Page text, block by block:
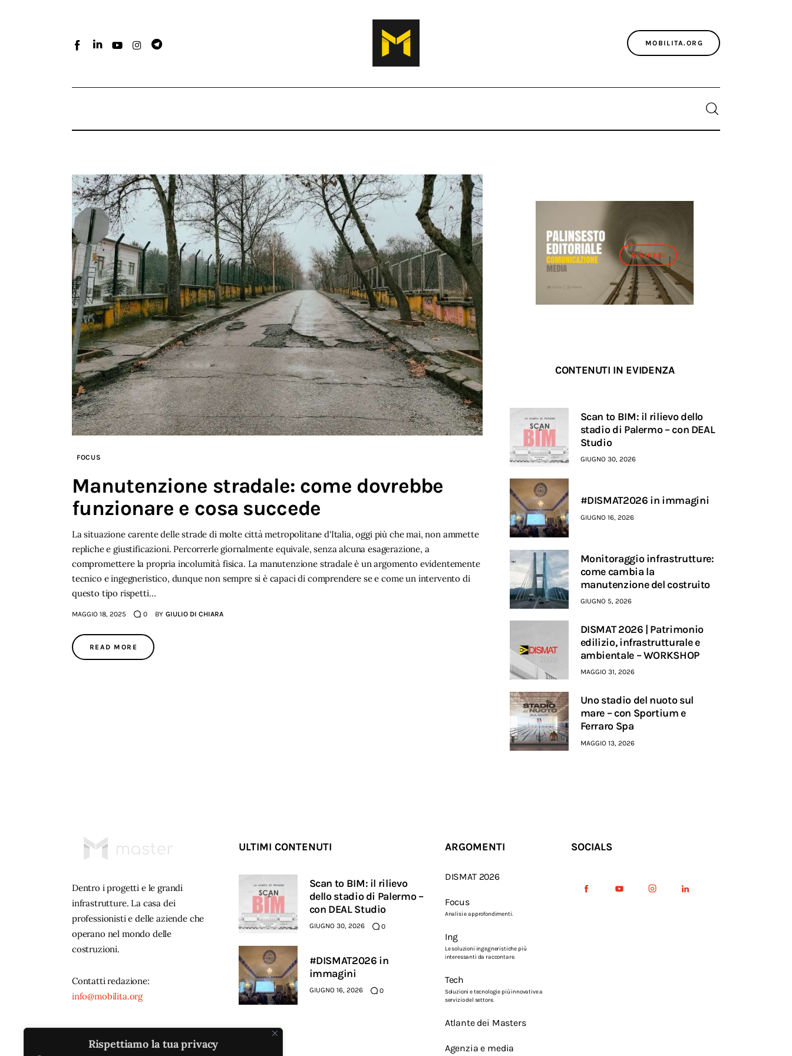
Rispettiamo la tua privacy
MOBILITA.ORG
Atlante dei masters
FOCUS
Manutenzione stradale: come dovrebbe
funzionare e cosa succede
La situazione carente delle strade di molte città metropolitane d'Italia, oggi più che mai, non ammette
repliche e giustificazioni. Percorrerle giornalmente equivale, senza alcuna esagerazione, a
compromettere la propria incolumità fisica. La manutenzione stradale è un argomento evidentemente
tecnico e ingegneristico, dunque non sempre si è capaci di comprendere se e come un intervento di
questo tipo rispetti…
MAGGIO 18, 2025 0 BY GIULIO DI CHIARA
READ MORE
RICHIEDI
CONTENUTI IN EVIDENZA
Scan to BIM: il rilievo dello
stadio di Palermo – con DEAL
Studio
GIUGNO 30, 2026
#DISMAT2026 in immagini
GIUGNO 16, 2026
Monitoraggio infrastrutture:
come cambia la
manutenzione del costruito
GIUGNO 5, 2026
DISMAT 2026 | Patrimonio
edilizio, infrastrutturale e
ambientale – WORKSHOP
MAGGIO 31, 2026
Uno stadio del nuoto sul
mare – con Sportium e
Ferraro Spa
MAGGIO 13, 2026
Dentro i progetti e le grandi
infrastrutture. La casa dei
professionisti e delle aziende che
operano nel mondo delle
costruzioni.
Contatti redazione:
info@mobilita.org
ULTIMI CONTENUTI
Scan to BIM: il rilievo
dello stadio di Palermo –
con DEAL Studio
GIUGNO 30, 2026 0
#DISMAT2026 in
immagini
GIUGNO 16, 2026 0
ARGOMENTI
DISMAT 2026
Focus
Analisi e approfondimenti.
Ing
Le soluzioni ingegneristiche più
interessanti da raccontare.
Tech
Soluzioni e tecnologie più innovative a
servizio del settore.
Atlante dei Masters
Agenzia e media
SOCIALS